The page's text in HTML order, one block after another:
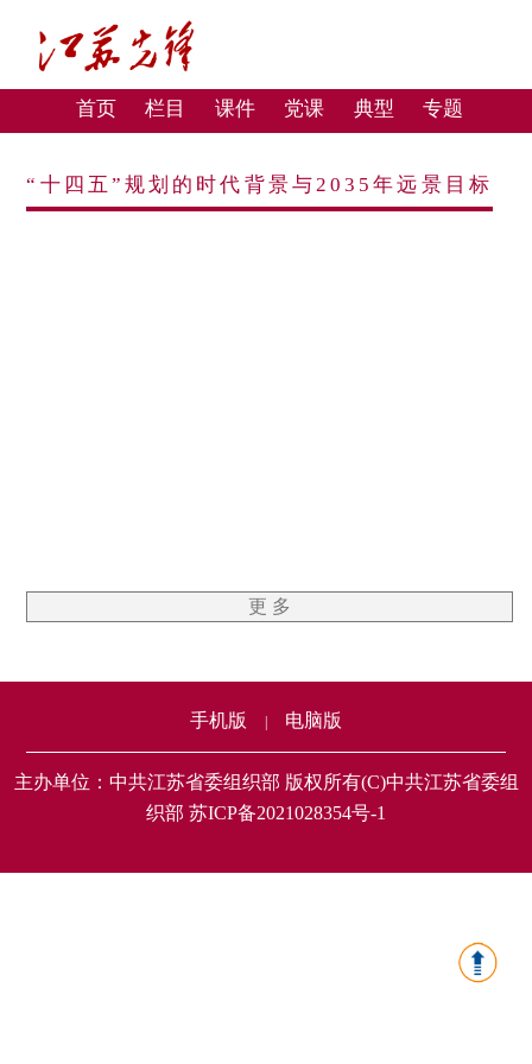
首页 栏目 课件 党课 典型 专题
“十四五”规划的时代背景与2035年远景目标
更 多
手机版 电脑版
主办单位：中共江苏省委组织部 版权所有(C)中共江苏省委组
织部 苏ICP备2021028354号-1